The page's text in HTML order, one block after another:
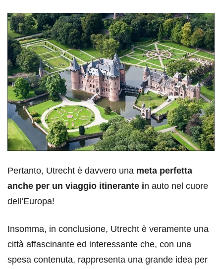
Pertanto, Utrecht è davvero una meta perfetta
anche per un viaggio itinerante in auto nel cuore
dell’Europa!
Insomma, in conclusione, Utrecht è veramente una
città affascinante ed interessante che, con una
spesa contenuta, rappresenta una grande idea per